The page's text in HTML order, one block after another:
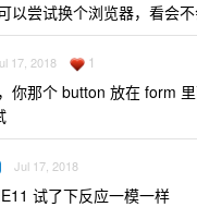
以尝试换个浏览器，看会
17, 2018 1
你那个 button 放在 form
Jul 17, 2018
试了下反应一模一样